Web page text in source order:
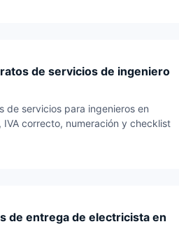
de servicios de ingeniero
de servicios para ingenieros en
correcto, numeración y checklist
de entrega de electricista en